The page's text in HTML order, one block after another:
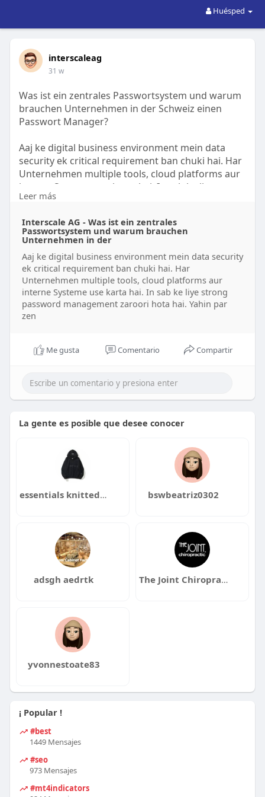
Huésped
interscaleag
31 w
Was ist ein zentrales Passwortsystem und warum
brauchen Unternehmen in der Schweiz einen
Passwort Manager?
Aaj ke digital business environment mein data
security ek critical requirement ban chuki hai. Har
Unternehmen multiple tools, cloud platforms aur
interne Systeme use karta hai. In sab ke liye
strong password management zaroori hota hai.
hota hai. Mehr lesen:
https://sites.google.com/view/....interscale--
ag/home/
Leer más
Interscale AG - Was ist ein zentrales
Passwortsystem und warum brauchen
Unternehmen in der
Aaj ke digital business environment mein data security
ek critical requirement ban chuki hai. Har
Unternehmen multiple tools, cloud platforms aur
interne Systeme use karta hai. In sab ke liye strong
password management zaroori hota hai. Yahin par
zen
Me gusta Comentario Compartir
La gente es posible que desee conocer
essentials knitted sweater bswbeatriz0302
adsgh aedrtk The Joint Chiropractic Tyler
yvonnestoate83
¡ Popular !
#best
1449 Mensajes
#seo
973 Mensajes
#mt4indicators